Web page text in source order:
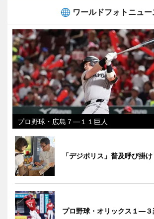
ワールドフォトニュー
プロ野球・広島７―１１巨人
「デジポリス」普及呼び掛け
プロ野球・オリックス１―３